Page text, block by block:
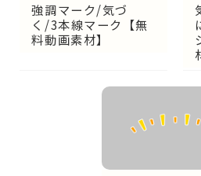
強調マーク/気づ
く/3本線マーク【無
料動画素材】